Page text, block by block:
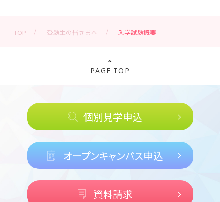
TOP 受験生の皆さまへ 入学試験概要
PAGE TOP
個別見学申込
オープンキャンパス申込
資料請求